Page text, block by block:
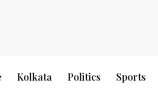
24
Kolkata Politics Sports